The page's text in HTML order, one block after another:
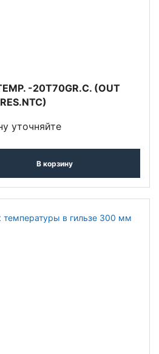
-20T70GR.C. (OUT
RES.NTC)
уточняйте
В корзину